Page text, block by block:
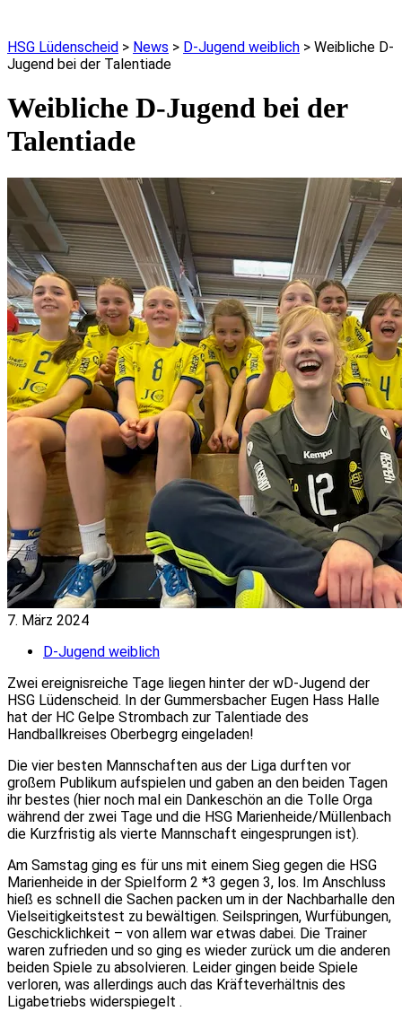
HSG Lüdenscheid > News > D-Jugend weiblich > Weibliche D-
Jugend bei der Talentiade
Weibliche D-Jugend bei der
Talentiade
7. März 2024
D-Jugend weiblich
Zwei ereignisreiche Tage liegen hinter der wD-Jugend der
HSG Lüdenscheid. In der Gummersbacher Eugen Hass Halle
hat der HC Gelpe Strombach zur Talentiade des
Handballkreises Oberbegrg eingeladen!
Die vier besten Mannschaften aus der Liga durften vor
großem Publikum aufspielen und gaben an den beiden Tagen
ihr bestes (hier noch mal ein Dankeschön an die Tolle Orga
während der zwei Tage und die HSG Marienheide/Müllenbach
die Kurzfristig als vierte Mannschaft eingesprungen ist).
Am Samstag ging es für uns mit einem Sieg gegen die HSG
Marienheide in der Spielform 2 *3 gegen 3, los. Im Anschluss
hieß es schnell die Sachen packen um in der Nachbarhalle den
Vielseitigkeitstest zu bewältigen. Seilspringen, Wurfübungen,
Geschicklichkeit – von allem war etwas dabei. Die Trainer
waren zufrieden und so ging es wieder zurück um die anderen
beiden Spiele zu absolvieren. Leider gingen beide Spiele
verloren, was allerdings auch das Kräfteverhältnis des
Ligabetriebs widerspiegelt .